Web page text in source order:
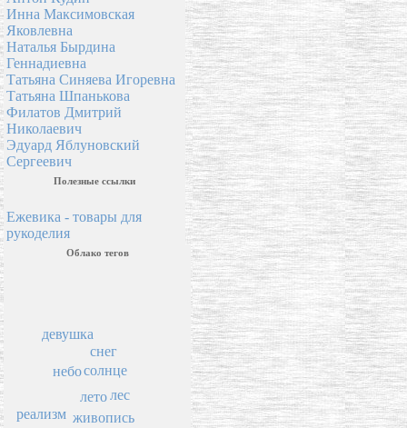
Инна Максимовская
Яковлевна
Наталья Бырдина
Геннадиевна
Татьяна Синяева Игоревна
Татьяна Шпанькова
Филатов Дмитрий
Николаевич
Эдуард Яблуновский
Сергеевич
Полезные ссылки
Ежевика - товары для
рукоделия
Облако тегов
живопись
лето
солнце
лес
снег
реализм
небо
девушка